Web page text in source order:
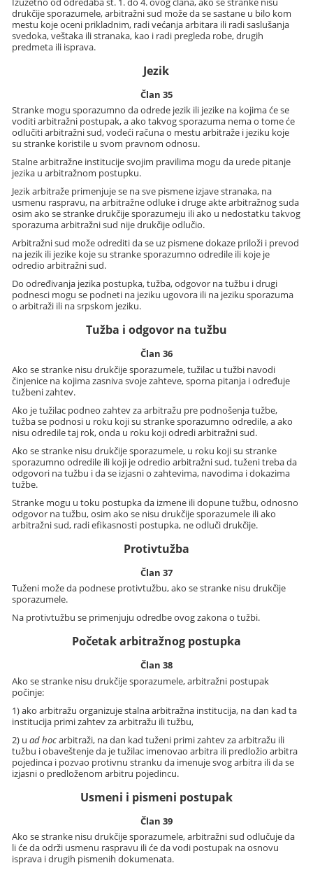
drukčije sporazumele, arbitražni sud može da se sastane u bilo kom
mestu koje oceni prikladnim, radi većanja arbitara ili radi saslušanja
svedoka, veštaka ili stranaka, kao i radi pregleda robe, drugih
predmeta ili isprava.
Jezik
Član 35
Stranke mogu sporazumno da odrede jezik ili jezike na kojima će se
voditi arbitražni postupak, a ako takvog sporazuma nema o tome će
odlučiti arbitražni sud, vodeći računa o mestu arbitraže i jeziku koje
su stranke koristile u svom pravnom odnosu.
Stalne arbitražne institucije svojim pravilima mogu da urede pitanje
jezika u arbitražnom postupku.
Jezik arbitraže primenjuje se na sve pismene izjave stranaka, na
usmenu raspravu, na arbitražne odluke i druge akte arbitražnog suda
osim ako se stranke drukčije sporazumeju ili ako u nedostatku takvog
sporazuma arbitražni sud nije drukčije odlučio.
Arbitražni sud može odrediti da se uz pismene dokaze priloži i prevod
na jezik ili jezike koje su stranke sporazumno odredile ili koje je
odredio arbitražni sud.
Do određivanja jezika postupka, tužba, odgovor na tužbu i drugi
podnesci mogu se podneti na jeziku ugovora ili na jeziku sporazuma
o arbitraži ili na srpskom jeziku.
Tužba i odgovor na tužbu
Član 36
Ako se stranke nisu drukčije sporazumele, tužilac u tužbi navodi
činjenice na kojima zasniva svoje zahteve, sporna pitanja i određuje
tužbeni zahtev.
Ako je tužilac podneo zahtev za arbitražu pre podnošenja tužbe,
tužba se podnosi u roku koji su stranke sporazumno odredile, a ako
nisu odredile taj rok, onda u roku koji odredi arbitražni sud.
Ako se stranke nisu drukčije sporazumele, u roku koji su stranke
sporazumno odredile ili koji je odredio arbitražni sud, tuženi treba da
odgovori na tužbu i da se izjasni o zahtevima, navodima i dokazima
tužbe.
Stranke mogu u toku postupka da izmene ili dopune tužbu, odnosno
odgovor na tužbu, osim ako se nisu drukčije sporazumele ili ako
arbitražni sud, radi efikasnosti postupka, ne odluči drukčije.
Protivtužba
Član 37
Tuženi može da podnese protivtužbu, ako se stranke nisu drukčije
sporazumele.
Na protivtužbu se primenjuju odredbe ovog zakona o tužbi.
Početak arbitražnog postupka
Član 38
Ako se stranke nisu drukčije sporazumele, arbitražni postupak
počinje:
1) ako arbitražu organizuje stalna arbitražna institucija, na dan kad ta
institucija primi zahtev za arbitražu ili tužbu,
2) uad hocarbitraži, na dan kad tuženi primi zahtev za arbitražu ili
tužbu i obaveštenje da je tužilac imenovao arbitra ili predložio arbitra
pojedinca i pozvao protivnu stranku da imenuje svog arbitra ili da se
izjasni o predloženom arbitru pojedincu.
Usmeni i pismeni postupak
Član 39
Ako se stranke nisu drukčije sporazumele, arbitražni sud odlučuje da
li će da održi usmenu raspravu ili će da vodi postupak na osnovu
isprava i drugih pismenih dokumenata.